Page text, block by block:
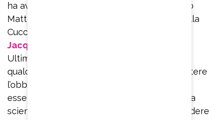
ha avuto durante la pandemia con il virologo
Matteo Bassetti, ma i rapporti tesi con Lorella
Cuccarini, Giancarlo Magalli e
Jacqueline Luna Di Giacomo
Ultimo, che l’ha resa nonna. Heather Parisi
qualche giorno fa aveva precisato: “Combattere
l’obbligo vaccinale pediatrico non significa
essere contro i vaccini o no-vax, né contro la
scienza. Significa rivendicare il diritto di decidere